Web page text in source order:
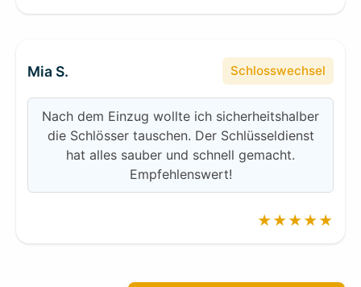
Mia S. Schlosswechsel
Nach dem Einzug wollte ich sicherheitshalber
die Schlösser tauschen. Der Schlüsseldienst
hat alles sauber und schnell gemacht.
Empfehlenswert!
★★★★★